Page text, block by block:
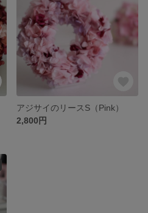
アジサイのリースS（Pink）
2,800円